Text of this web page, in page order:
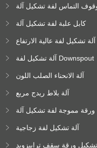
التماس لفة تشكيل آلة
كابل علبة لفة تشكيل آلة
تشكيل لفة عالية الارتفاع
آلة تشكيل لفة Downspout
آلة الانحناء الصلب اللون
آلة بلاط ريدج مربع
ورقة مموجة لفة تشكيل آلة
آلة تشكيل لفة زجاجية
تشكيل ورقة سقف ترابيزويد